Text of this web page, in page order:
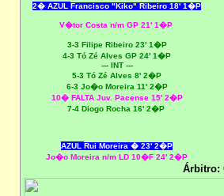
2� AZUL Francisco "Kiko" Ribeiro 18' 1�P
V�tor Costa n/m GP 21' 1�P
3-3 Filipe Ribeiro 23' 1�P
4-3 Tó Zé Alves GP 24' 1�P
--- INT ---
5-3 Tó Zé Alves 8' 2�P
6-3 Jo�o Moreira 11' 2�P
10� FALTA Juv. Pacense 15' 2�P
7-4 Diogo Rocha 16' 2�P
AZUL Rui Moreira � 23' 2�P
Jo�o Moreira n/m LD 10�F 24' 2�P
Árbitro: